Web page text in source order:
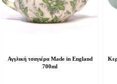
Αγγλική τσαγιέρα Made in England
700ml